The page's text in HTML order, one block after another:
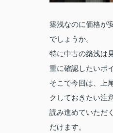
築浅なのに価格が
でしょうか。
特に中古の築浅は
重に確認したいポ
そこで今回は、上
クしておきたい注
読み進めていただ
だけます。